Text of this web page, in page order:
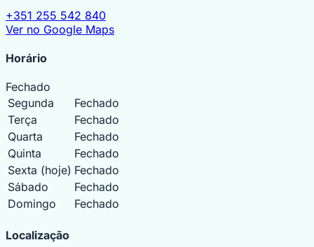
+351 255 542 840
Ver no Google Maps
Horário
Fechado
Segunda
Fechado
Terça
Fechado
Quarta
Fechado
Quinta
Fechado
Sexta (hoje) Fechado
Sábado
Fechado
Domingo
Fechado
Localização
OpenStreetMap